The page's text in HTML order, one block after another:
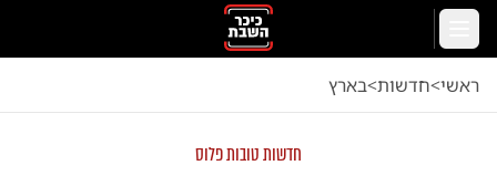
דלג לתוכן הראשי
ראשי<חדשות<בארץ
חדשות טובות פלוס